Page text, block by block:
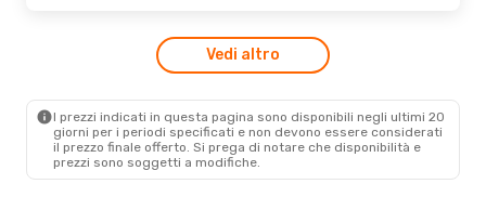
Vedi altro
I prezzi indicati in questa pagina sono disponibili negli ultimi 20
giorni per i periodi specificati e non devono essere considerati
il ​​prezzo finale offerto. Si prega di notare che disponibilità e
prezzi sono soggetti a modifiche.